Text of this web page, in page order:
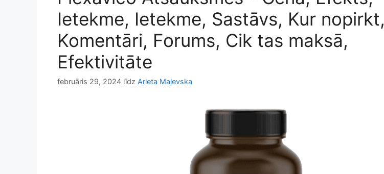
Ietekme, Ietekme, Sastāvs, Kur nopirkt,
Komentāri, Forums, Cik tas maksā,
Efektivitāte
februāris 29, 2024 līdz Arleta Maļevska